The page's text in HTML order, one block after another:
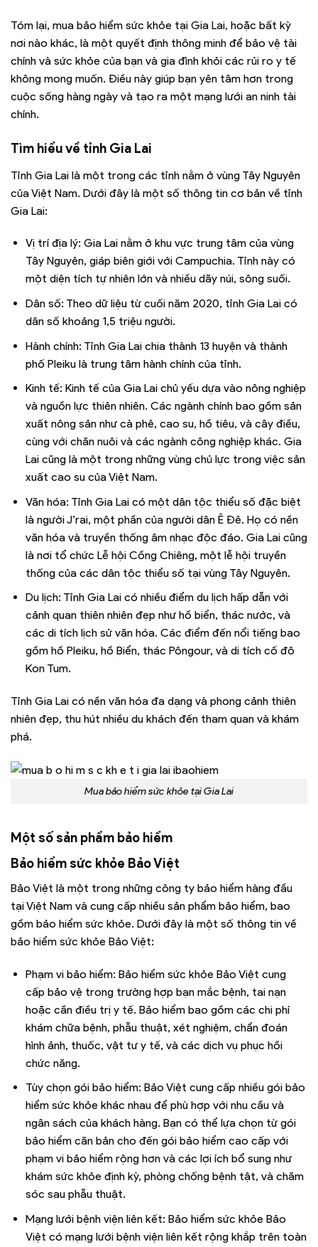
Tóm lại, mua bảo hiểm sức khỏe tại Gia Lai, hoặc bất kỳ
nơi nào khác, là một quyết định thông minh để bảo vệ tài
chính và sức khỏe của bạn và gia đình khỏi các rủi ro y tế
không mong muốn. Điều này giúp bạn yên tâm hơn trong
cuộc sống hàng ngày và tạo ra một mạng lưới an ninh tài
chính.
Tìm hiểu về tỉnh Gia Lai
Tỉnh Gia Lai là một trong các tỉnh nằm ở vùng Tây Nguyên
của Việt Nam. Dưới đây là một số thông tin cơ bản về tỉnh
Gia Lai:
Vị trí địa lý: Gia Lai nằm ở khu vực trung tâm của vùng
Tây Nguyên, giáp biên giới với Campuchia. Tỉnh này có
một diện tích tự nhiên lớn và nhiều dãy núi, sông suối.
Dân số: Theo dữ liệu từ cuối năm 2020, tỉnh Gia Lai có
dân số khoảng 1,5 triệu người.
Hành chính: Tỉnh Gia Lai chia thành 13 huyện và thành
phố Pleiku là trung tâm hành chính của tỉnh.
Kinh tế: Kinh tế của Gia Lai chủ yếu dựa vào nông nghiệp
và nguồn lực thiên nhiên. Các ngành chính bao gồm sản
xuất nông sản như cà phê, cao su, hồ tiêu, và cây điều,
cùng với chăn nuôi và các ngành công nghiệp khác. Gia
Lai cũng là một trong những vùng chủ lực trong việc sản
xuất cao su của Việt Nam.
Văn hóa: Tỉnh Gia Lai có một dân tộc thiểu số đặc biệt
là người J’rai, một phần của người dân Ê Đê. Họ có nền
văn hóa và truyền thống âm nhạc độc đáo. Gia Lai cũng
là nơi tổ chức Lễ hội Cồng Chiêng, một lễ hội truyền
thống của các dân tộc thiểu số tại vùng Tây Nguyên.
Du lịch: Tỉnh Gia Lai có nhiều điểm du lịch hấp dẫn với
cảnh quan thiên nhiên đẹp như hồ biển, thác nước, và
các di tích lịch sử văn hóa. Các điểm đến nổi tiếng bao
gồm hồ Pleiku, hồ Biển, thác Pôngour, và di tích cố đô
Kon Tum.
Tỉnh Gia Lai có nền văn hóa đa dạng và phong cảnh thiên
nhiên đẹp, thu hút nhiều du khách đến tham quan và khám
phá.
Mua bảo hiểm sức khỏe tại Gia Lai
Một số sản phẩm bảo hiểm
Bảo hiểm sức khỏe Bảo Việt
Bảo Việt là một trong những công ty bảo hiểm hàng đầu
tại Việt Nam và cung cấp nhiều sản phẩm bảo hiểm, bao
gồm bảo hiểm sức khỏe. Dưới đây là một số thông tin về
bảo hiểm sức khỏe Bảo Việt:
Phạm vi bảo hiểm: Bảo hiểm sức khỏe Bảo Việt cung
cấp bảo vệ trong trường hợp bạn mắc bệnh, tai nạn
hoặc cần điều trị y tế. Bảo hiểm bao gồm các chi phí
khám chữa bệnh, phẫu thuật, xét nghiệm, chẩn đoán
hình ảnh, thuốc, vật tư y tế, và các dịch vụ phục hồi
chức năng.
Tùy chọn gói bảo hiểm: Bảo Việt cung cấp nhiều gói bảo
hiểm sức khỏe khác nhau để phù hợp với nhu cầu và
ngân sách của khách hàng. Bạn có thể lựa chọn từ gói
bảo hiểm căn bản cho đến gói bảo hiểm cao cấp với
phạm vi bảo hiểm rộng hơn và các lợi ích bổ sung như
khám sức khỏe định kỳ, phòng chống bệnh tật, và chăm
sóc sau phẫu thuật.
Mạng lưới bệnh viện liên kết: Bảo hiểm sức khỏe Bảo
Việt có mạng lưới bệnh viện liên kết rộng khắp trên toàn